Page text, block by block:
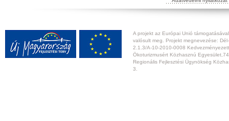
A projekt az Európai Unió
valósult meg. Projekt megnevezése:
2.1.3/A-10-2010-0008
Ökoturizmusért Közhasznú
Regionális Fejlesztési Ügynökség
3.